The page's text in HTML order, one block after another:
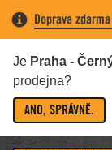
Doprava
Je Praha -
prodejna?
ANO, SPRÁVNĚ.